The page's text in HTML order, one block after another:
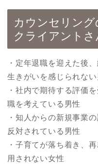
カウンセリング
クライアント
・定年退職を迎えた後
生きがいを感じられない
・社内で期待する評価
職を考えている男性
・知人からの新規事業
反対されている男性
・子育てが落ち着き、
用されない女性